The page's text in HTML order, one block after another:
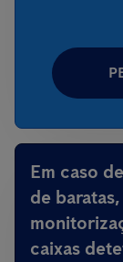
Em caso
de
caixas